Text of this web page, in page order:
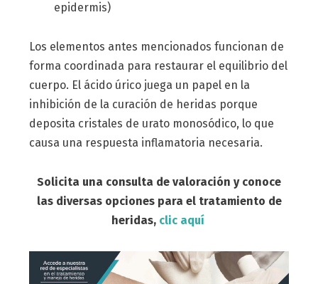
epidermis)
Los elementos antes mencionados funcionan de
forma coordinada para restaurar el equilibrio del
cuerpo. El ácido úrico juega un papel en la
inhibición de la curación de heridas porque
deposita cristales de urato monosódico, lo que
causa una respuesta inflamatoria necesaria.
Solicita una consulta de valoración y conoce
las diversas opciones para el tratamiento de
heridas, clic aquí